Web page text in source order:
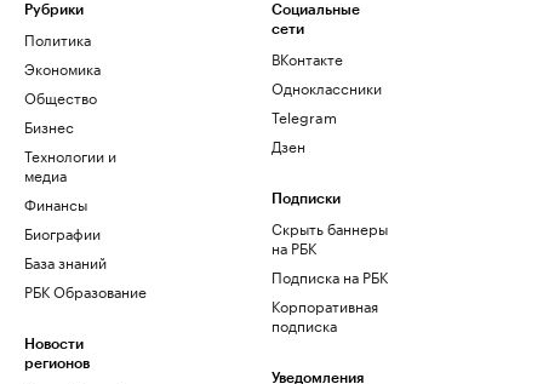
Рубрики
Политика
Экономика
Общество
Бизнес
Технологии и
медиа
Финансы
Биографии
База знаний
РБК Образование
Новости
регионов
Социальные
сети
ВКонтакте
Одноклассники
Telegram
Дзен
Подписки
Скрыть баннеры
на РБК
Подписка на РБК
Корпоративная
подписка
Уведомления